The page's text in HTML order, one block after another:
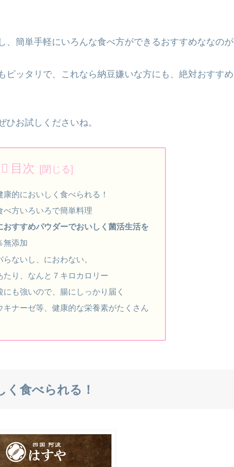
、簡単手軽にいろんな食べ方ができるおすすめななのが
ピッタリで、これなら納豆嫌いな方にも、絶対おすすめ
お試しくださいね。
目次
的においしく食べられる！
べ方いろいろで簡単料理
おすすめパウダーでおいしく菌活生活を
添加
ないし、におわない。
り、なんと７キロカロリー
も強いので、腸にしっかり届く
ナーゼ等、健康的な栄養素がたくさん
く食べられる！